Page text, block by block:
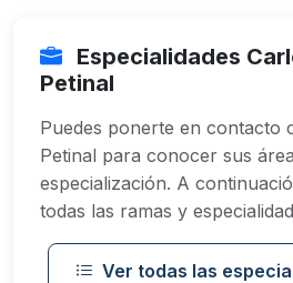
Especialidades
Petinal
Puedes ponerte en contacto
Petinal para conocer sus
especialización. A
todas las ramas y
Ver todas las